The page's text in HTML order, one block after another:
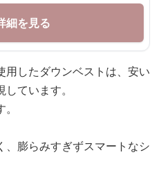
細を見る
したダウンベストは、安い
ています。
、膨らみすぎずスマートなシ